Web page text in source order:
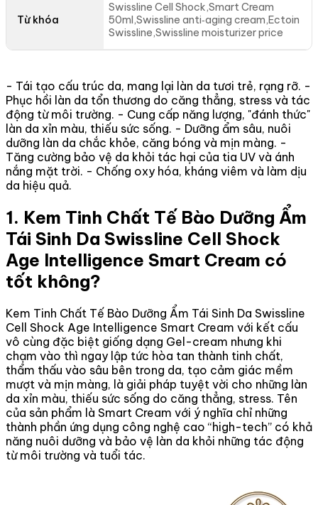
Từ khóa
Swissline Cell Shock,Smart Cream
50ml,Swissline anti‑aging cream,Ectoin
Swissline,Swissline moisturizer price
- Tái tạo cấu trúc da, mang lại làn da tươi trẻ, rạng rỡ. -
Phục hồi làn da tổn thương do căng thẳng, stress và tác
động từ môi trường. - Cung cấp năng lượng, "đánh thức"
làn da xỉn màu, thiếu sức sống. - Dưỡng ẩm sâu, nuôi
dưỡng làn da chắc khỏe, căng bóng và mịn màng. -
Tăng cường bảo vệ da khỏi tác hại của tia UV và ánh
nắng mặt trời. - Chống oxy hóa, kháng viêm và làm dịu
da hiệu quả.
1. Kem Tinh Chất Tế Bào Dưỡng Ẩm
Tái Sinh Da Swissline Cell Shock
Age Intelligence Smart Cream có
tốt không?
Kem Tinh Chất Tế Bào Dưỡng Ẩm Tái Sinh Da Swissline
Cell Shock Age Intelligence Smart Cream với kết cấu
vô cùng đặc biệt giống dạng Gel-cream nhưng khi
chạm vào thì ngay lập tức hòa tan thành tinh chất,
thẩm thấu vào sâu bên trong da, tạo cảm giác mềm
mượt và mịn màng, là giải pháp tuyệt vời cho những làn
da xỉn màu, thiếu sức sống do căng thẳng, stress. Tên
của sản phẩm là Smart Cream với ý nghĩa chỉ những
thành phần ứng dụng công nghệ cao “high-tech” có khả
năng nuôi dưỡng và bảo vệ làn da khỏi những tác động
từ môi trường và tuổi tác.